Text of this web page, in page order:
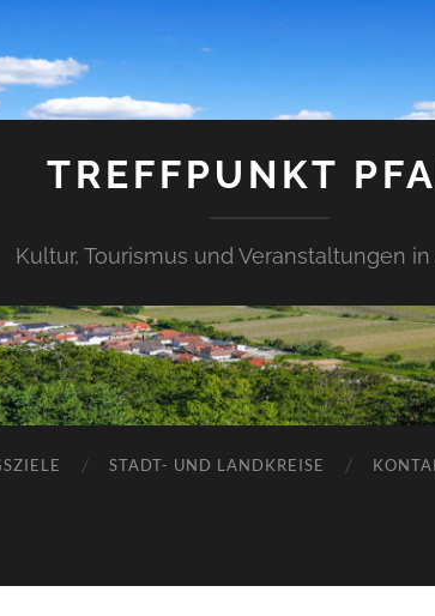
TREFFPUNKT
Kultur, Tourismus und Veranstaltungen
STADT- UND LANDKREISE